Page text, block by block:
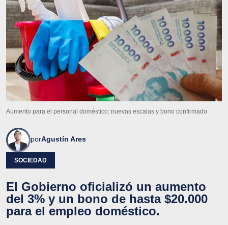
Aumento para el personal doméstico: nuevas escalas y bono confirmado
porAgustín Ares
SOCIEDAD
El Gobierno oficializó un aumento
del 3% y un bono de hasta $20.000
para el empleo doméstico.